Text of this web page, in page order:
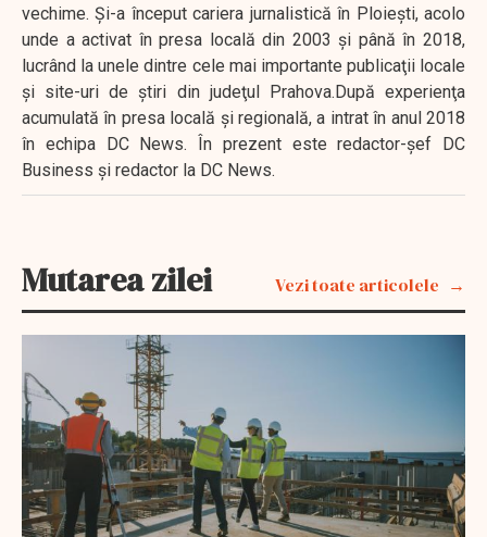
vechime. Şi-a început cariera jurnalistică în Ploieşti, acolo
unde a activat în presa locală din 2003 şi până în 2018,
lucrând la unele dintre cele mai importante publicaţii locale
şi site-uri de ştiri din judeţul Prahova.După experienţa
acumulată în presa locală şi regională, a intrat în anul 2018
în echipa DC News. În prezent este redactor-şef DC
Business şi redactor la DC News.
Mutarea zilei Vezi toate articolele